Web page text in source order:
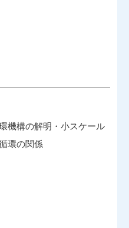
機構の解明・小スケール
環の関係